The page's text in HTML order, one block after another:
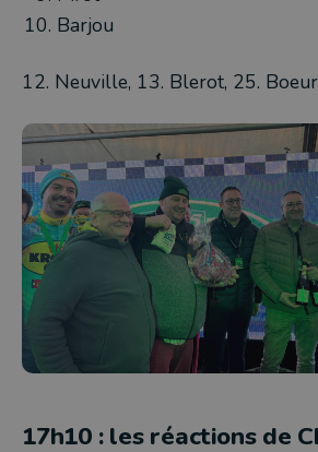
Barjou
12. Neuville, 13. Blerot, 25. Boeur
17h10 : les réactions de